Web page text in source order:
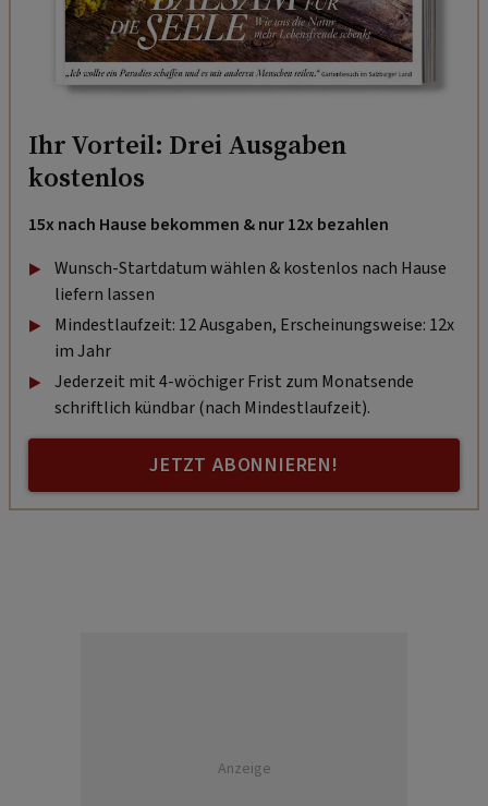
Ihr Vorteil: Drei Ausgaben
kostenlos
15x nach Hause bekommen & nur 12x bezahlen
Wunsch-Startdatum wählen & kostenlos nach Hause
liefern lassen
Mindestlaufzeit: 12 Ausgaben, Erscheinungsweise: 12x
im Jahr
Jederzeit mit 4-wöchiger Frist zum Monatsende
schriftlich kündbar (nach Mindestlaufzeit).
JETZT ABONNIEREN!
Anzeige